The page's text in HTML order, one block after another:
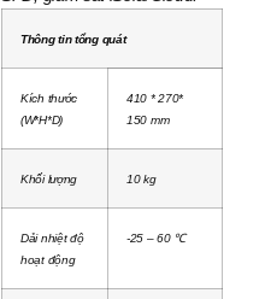
Thông tin tổng quát
Kích thước
(W*H*D)
410 * 270*
150 mm
Khối lượng 10 kg
Dải nhiệt độ
hoạt động
-25 – 60 ℃